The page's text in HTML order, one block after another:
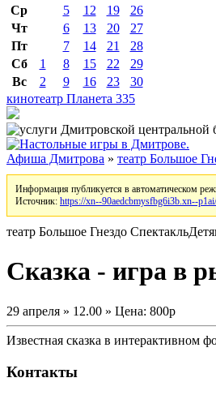
Ср
5 12 19
26
Чт
6 13 20
27
Пт
7 14 21
28
Сб
1 8 15 22
29
Вс
2 9 16 23
30
кинотеатр Планета 335
Афиша Дмитрова » театр Большое
Информация публикуется в автоматическом
Источник: https://xn--90aedcbmysfbg6i3b.xn--
театр Большое Гнездо Спектакль
Сказка - игра в
29 апреля » 12.00 » Цена: 800р
Известная сказка в интерактивном
Контакты